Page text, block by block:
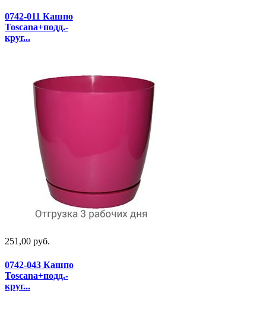
0742-011 Кашпо
Toscana+подд.-
круг...
251,00 руб.
0742-043 Кашпо
Toscana+подд.-
круг...